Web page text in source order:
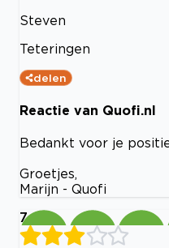
Steven
Teteringen
delen
Reactie van Quofi.nl
Bedankt voor je
Groetjes,
Marijn - Quofi
7